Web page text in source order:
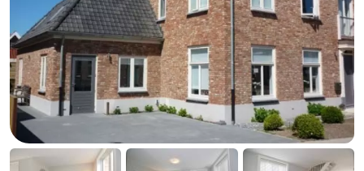
Webcam
Webcam
Strand
Overnachten
Appartementen
-